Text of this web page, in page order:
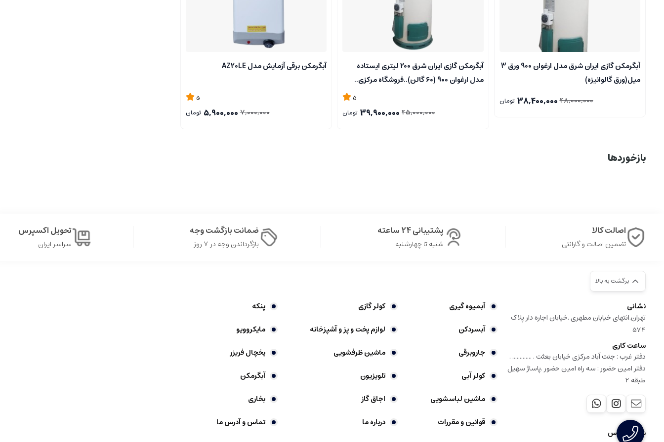
آبگرمکن گازی ایران شرق مدل ارغوان 900 ورق 3
میل(ورق گالوانیزه)
48,000,000
38,400,000 تومان
آبگرمکن گازی ایران شرق 200 لیتری ایستاده
مدل ارغوان 900 (۶۰ گالن)..فروشگاه مرکزی..
5
45,000,000
39,900,000 تومان
آبگرمکن برقی آزمایش مدل AZ20LE
5
7,000,000
5,900,000 تومان
بازخوردها
اصالت کالا
تضمین اصالت و گارانتی
پشتیبانی 24 ساعته
شنبه تا چهارشنبه
ضمانت بازگشت وجه
بازگرداندن وجه در ۷ روز
تحویل اکسپرس
سراسر ایران
برگشت به بالا
نشانی
تهران.انتهای خیابان مطهری .خیابان اجاره دار پلاک
574
ساعت کاری
دفتر غرب : جنت آباد مرکزی خیابان بعثت . ............. .
دفتر امین حضور : سه راه امین حضور .پاساژ سهیل
طبقه 2
شماره تماس
آبمیوه گیری کولر گازی
پنکه
آبسردکن
لوازم پخت و پز و آشپزخانه
مایکروویو
جاروبرقی
ماشین ظرفشویی
یخچال فریزر
کولر آبی
تلویزیون
آبگرمکن
ماشین لباسشویی
اجاق گاز
بخاری
قوانین و مقررات
درباره ما تماس و آدرس ما